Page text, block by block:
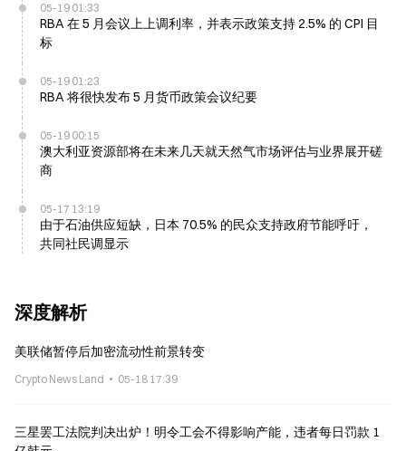
05-19 01:33
RBA 在 5 月会议上上调利率，并表示政策支持 2.5% 的 CPI 目
标
05-19 01:23
RBA 将很快发布 5 月货币政策会议纪要
05-19 00:15
澳大利亚资源部将在未来几天就天然气市场评估与业界展开磋
商
05-17 13:19
由于石油供应短缺，日本 70.5% 的民众支持政府节能呼吁，
共同社民调显示
深度解析
美联储暂停后加密流动性前景转变
Crypto News Land 05-18 17:39
三星罢工法院判决出炉！明令工会不得影响产能，违者每日罚款 1